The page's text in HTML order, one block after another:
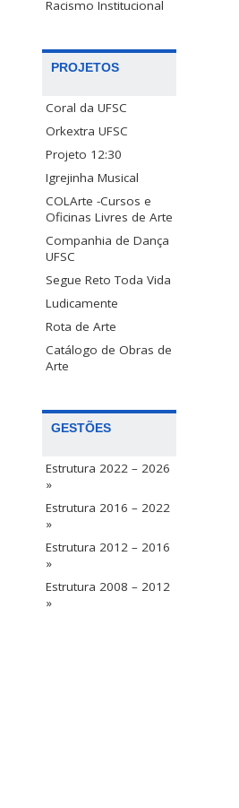
Racismo Institucional
PROJETOS
Coral da UFSC
Orkextra UFSC
Projeto 12:30
Igrejinha Musical
COLArte -Cursos e
Oficinas Livres de Arte
Companhia de Dança
UFSC
Segue Reto Toda Vida
Ludicamente
Rota de Arte
Catálogo de Obras de
Arte
GESTÕES
Estrutura 2022 – 2026
»
Estrutura 2016 – 2022
»
Estrutura 2012 – 2016
»
Estrutura 2008 – 2012
»